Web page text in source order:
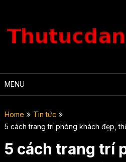
content
MENU
Home
Tin tức
5 cách trang trí phòng khách đẹp,
5 cách trang trí